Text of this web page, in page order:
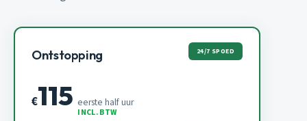
Ontstopping 24/7 SPOED
€115 eerste half uur
INCL. BTW